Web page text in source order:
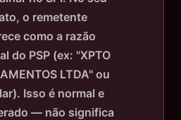
o remetente
como a razão
do PSP (ex: "XPTO
LTDA" ou
Isso é normal e
— não significa